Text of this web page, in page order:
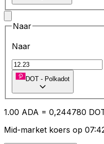
Naar
Naar
DOT - Polkadot
1.00 ADA = 0,244780
Mid-market koers op